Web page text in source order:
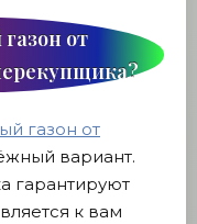
от
газон от
вариант.
гарантируют
к вам